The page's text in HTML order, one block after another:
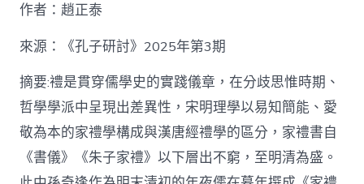
空
間】
從
簡
化
禮
制
作者：趙正泰
來源：《孔子研討》2025年第3期
摘要:禮是貫穿儒學史的實踐儀章，在分歧思惟時期、
哲學學派中呈現出差異性，宋明理學以易知簡能、愛
敬為本的家禮學構成與漢唐經禮學的區分，家禮書自
《書儀》《朱子家禮》以下層出不窮，至明清為盛。